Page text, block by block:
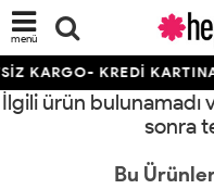
menü
KARGO- KREDİ
İlgili ürün bulunamadı
sonra
Bu